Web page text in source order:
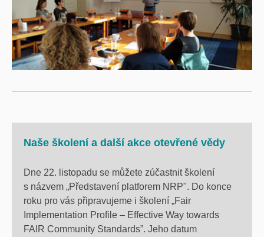
Naše školení a další akce otevřené vědy
Dne 22. listopadu se můžete zúčastnit školení
s názvem „Představení platforem NRP". Do konce
roku pro vás připravujeme i školení „Fair
Implementation Profile – Effective Way towards
FAIR Community Standards”. Jeho datum